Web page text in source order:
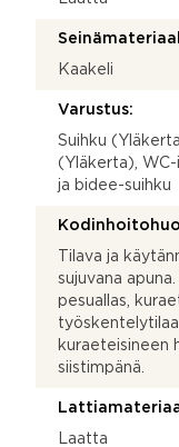
Kaakeli
Varustus:
Suihku
(Yläkerta), WC-
ja bidee-suihku
Tilava ja
sujuvana
pesuallas,
kuraeteisineen
siistimpänä.
Laatta